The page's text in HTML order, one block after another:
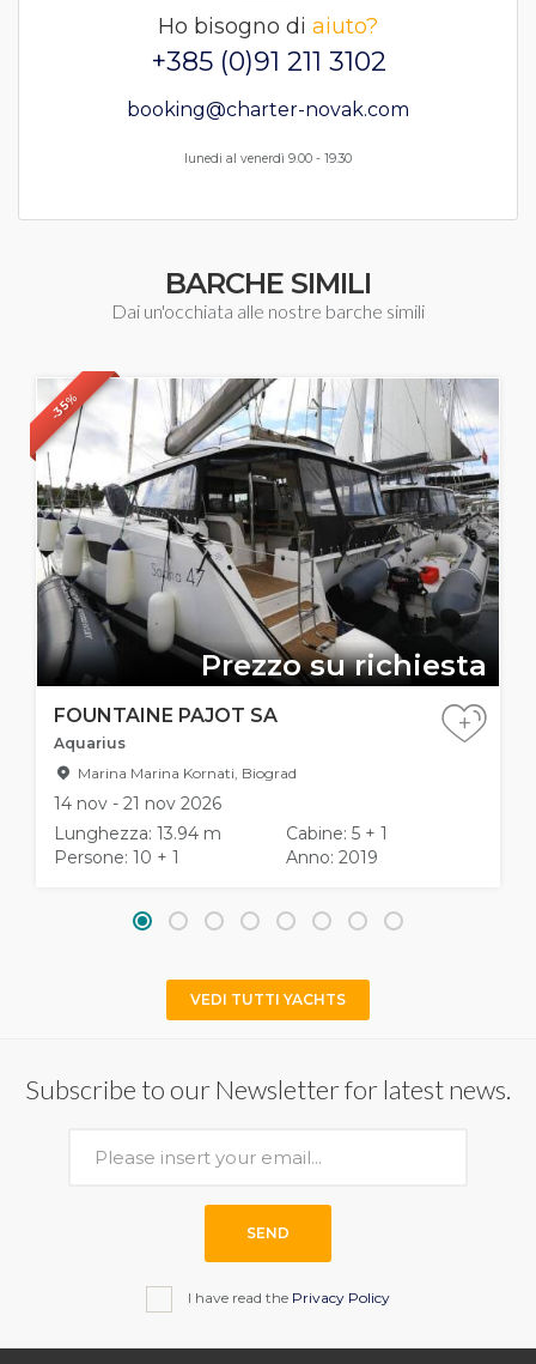
Ho bisogno di aiuto?
+385 (0)91 211 3102
booking@charter-novak.com
lunedi al venerdì 9.00 - 19.30
BARCHE SIMILI
Dai un'occhiata alle nostre barche simili
-35%
Prezzo su richiesta
FOUNTAINE PAJOT SA
Aquarius
Marina Marina Kornati, Biograd
14 nov - 21 nov 2026
Lunghezza: 13.94 m
Cabine: 5 + 1
Persone: 10 + 1
Anno: 2019
+
VEDI TUTTI YACHTS
Subscribe to our Newsletter for latest news.
SEND
I have read the Privacy Policy